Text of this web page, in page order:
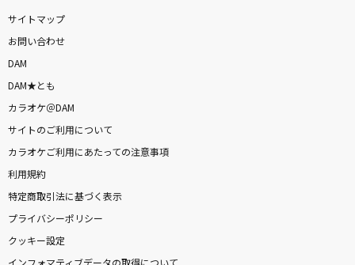
サイトマップ
お問い合わせ
DAM
DAM★とも
カラオケ＠DAM
サイトのご利用について
カラオケご利用にあたっての注意事項
利用規約
特定商取引法に基づく表示
プライバシーポリシー
クッキー設定